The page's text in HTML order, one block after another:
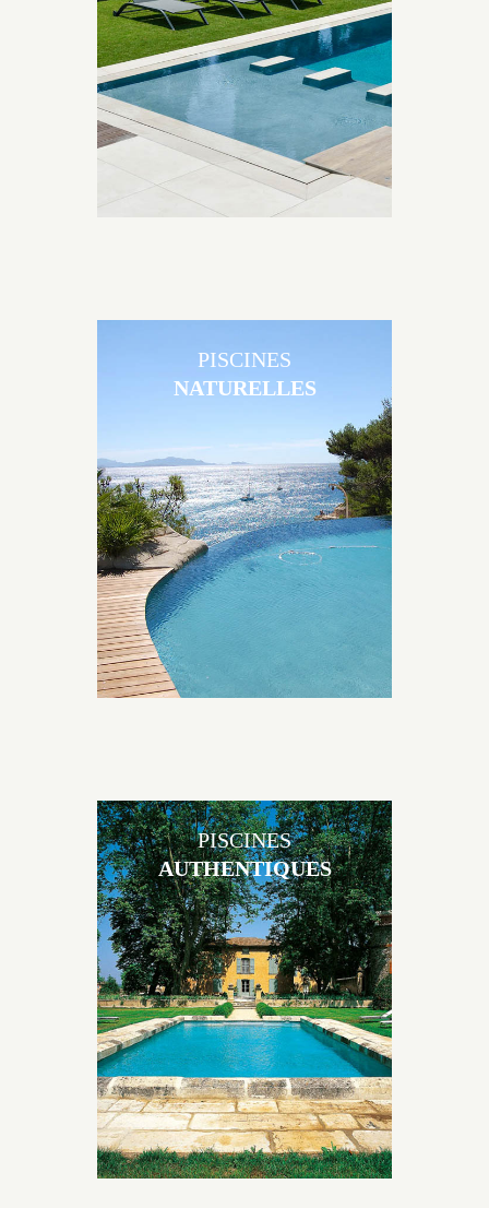
Brens sont uniques grâce au large choix de
matériaux et de revêtements et les nombreuses
options disponibles, miroir, couloir de nage, plage
immergée, débordement.
Les piscines en béton naturelles Jacques Brens sont
originales, elles s’intègrent parfaitement à leur
environnement grâce à un jeu de volume et de
matière sur-mesure conçu par notre bureau d’étude
spécialisé.
PISCINES
NATURELLES
Les piscines en béton authentiques Jacques Brens se
démarquent par la noblesse des matériaux
utilisés pour garder un aspect ancien, retrouver une
patine naturelle ou créer un ornement de pierres de
taille.
PISCINES
AUTHENTIQUES